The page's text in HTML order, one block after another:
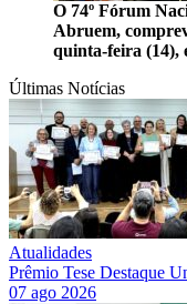
O 74º Fórum
Abruem,
quinta-feira (14),
Últimas Notícias
Atualidades
Prêmio Tese Destaque
07 ago 2026